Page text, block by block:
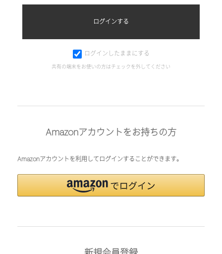
ログインしたままにする
共有の端末をお使いの方はチェックを外してください
Amazonアカウントをお持ちの方
Amazonアカウントを利用してログインすることができます。